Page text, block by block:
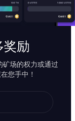
奖励
矿场的权力或通过
您手中！